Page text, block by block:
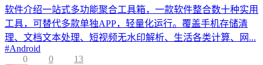
软件介绍一站式多功能聚合工具箱，一款软件整合数十种实用
工具，可替代多款单独APP，轻量化运行。覆盖手机存储清
理、文档文本处理、短视频无水印解析、生活各类计算、网...
#Android
0
0 13